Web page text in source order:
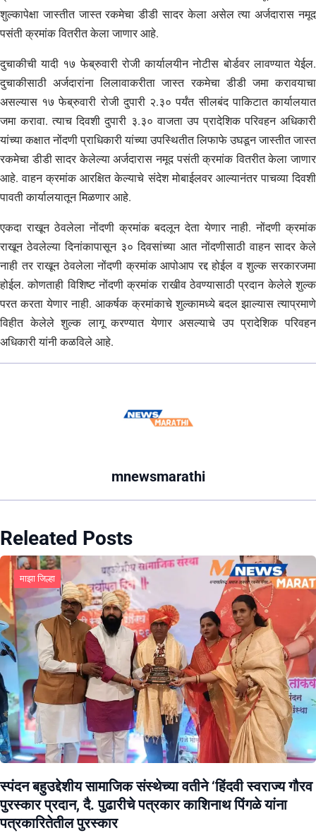
शुल्कापेक्षा जास्तीत जास्त रकमेचा डीडी सादर केला असेल त्या अर्जदारास नमूद
पसंती क्रमांक वितरीत केला जाणार आहे.
दुचाकीची यादी १७ फेब्रुवारी रोजी कार्यालयीन नोटीस बोर्डवर लावण्यात येईल.
दुचाकीसाठी अर्जदारांना लिलावाकरीता जास्त रकमेचा डीडी जमा करावयाचा
असल्यास १७ फेब्रुवारी रोजी दुपारी २.३० पर्यंत सीलबंद पाकिटात कार्यालयात
जमा करावा. त्याच दिवशी दुपारी ३.३० वाजता उप प्रादेशिक परिवहन अधिकारी
यांच्या कक्षात नोंदणी प्राधिकारी यांच्या उपस्थितीत लिफाफे उघडून जास्तीत जास्त
रकमेचा डीडी सादर केलेल्या अर्जदारास नमूद पसंती क्रमांक वितरीत केला जाणार
आहे. वाहन क्रमांक आरक्षित केल्याचे संदेश मोबाईलवर आल्यानंतर पाचव्या दिवशी
पावती कार्यालयातून मिळणार आहे.
एकदा राखून ठेवलेला नोंदणी क्रमांक बदलून देता येणार नाही. नोंदणी क्रमांक
राखून ठेवलेल्या दिनांकापासून ३० दिवसांच्या आत नोंदणीसाठी वाहन सादर केले
नाही तर राखून ठेवलेला नोंदणी क्रमांक आपोआप रद्द होईल व शुल्क सरकारजमा
होईल. कोणताही विशिष्ट नोंदणी क्रमांक राखीव ठेवण्यासाठी प्रदान केलेले शुल्क
परत करता येणार नाही. आकर्षक क्रमांकाचे शुल्कामध्ये बदल झाल्यास त्याप्रमाणे
विहीत केलेले शुल्क लागू करण्यात येणार असल्याचे उप प्रादेशिक परिवहन
अधिकारी यांनी कळविले आहे.
mnewsmarathi
Releated Posts
माझा जिल्हा
स्पंदन बहुउद्देशीय सामाजिक संस्थेच्या वतीने ‘हिंदवी स्वराज्य गौरव
पुरस्कार प्रदान, दै. पुढारीचे पत्रकार काशिनाथ पिंगळे यांना
पत्रकारितेतील पुरस्कार